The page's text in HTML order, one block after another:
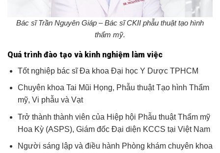
Bác sĩ Trần Nguyên Giáp – Bác sĩ CKII phẫu thuật tạo hình
thẩm mỹ.
Quá trình đào tạo và kinh nghiệm làm việc
Tốt nghiệp bác sĩ Đa khoa Đại học Y Dược TPHCM
Chuyên khoa Tai Mũi Họng, Phẫu thuật Tạo hình Thẩm
mỹ, Vi phẫu và Vạt
Trở thành thành viên của Hiệp hội Phẫu thuật Thẩm mỹ
Hoa Kỳ (ASPS), Giám đốc Đại diện KCCS tại Việt Nam
Người sáng lập và điều hành Phòng khám chuyên khoa